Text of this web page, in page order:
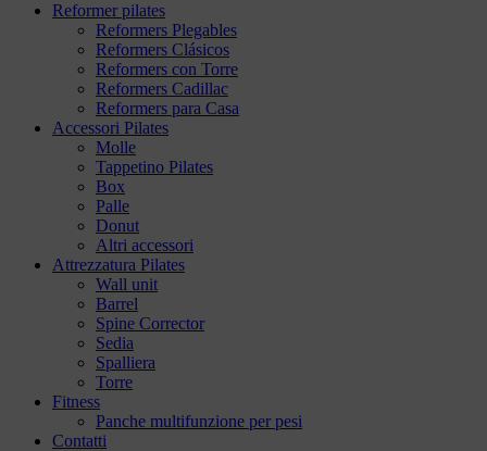
Reformer pilates
Reformers Plegables
Reformers Clásicos
Reformers con Torre
Reformers Cadillac
Reformers para Casa
Accessori Pilates
Molle
Tappetino Pilates
Box
Palle
Donut
Altri accessori
Attrezzatura Pilates
Wall unit
Barrel
Spine Corrector
Sedia
Spalliera
Torre
Fitness
Panche multifunzione per pesi
Contatti